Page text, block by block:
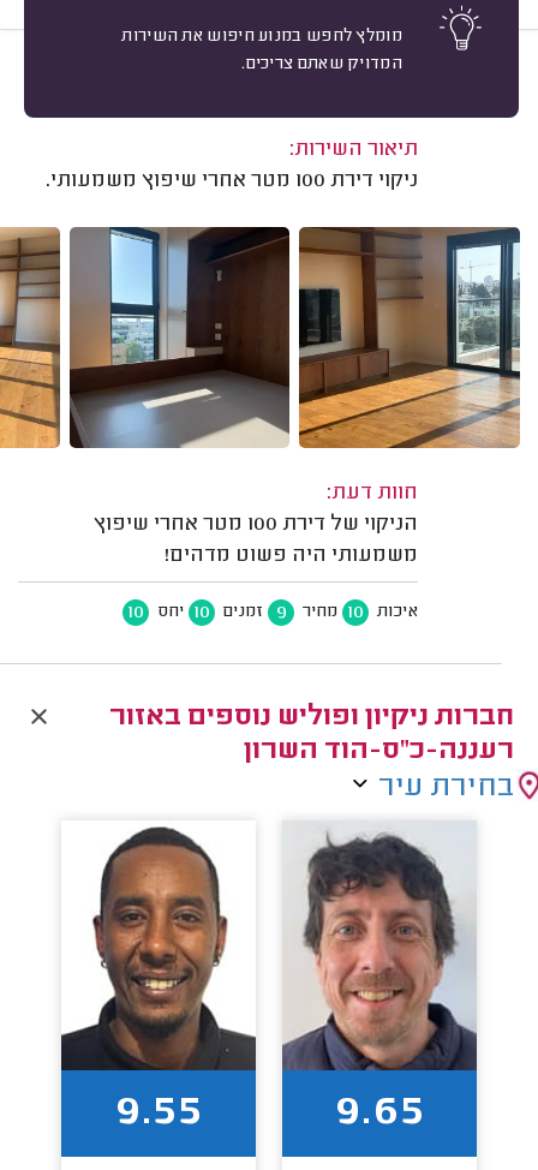
מומלץ לחפש במנוע חיפוש את השירות
המדויק שאתם צריכים.
אמיר ח. תל אביב.
תיאור השירות:
ניקוי דירת 100 מטר אחרי שיפוץ משמעותי.
חוות דעת:
הניקוי של דירת 100 מטר אחרי שיפוץ
משמעותי היה פשוט מדהים!
איכות 10 מחיר 9 זמנים 10 יחס 10
חברות ניקיון ופוליש נוספים באזור
רעננה-כ"ס-הוד השרון
בחירת עיר
9.65
9.55